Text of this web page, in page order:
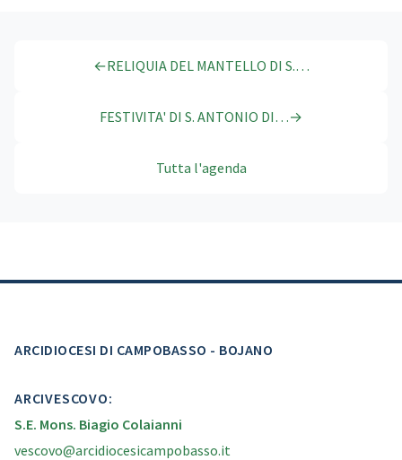
←RELIQUIA DEL MANTELLO DI S.…
FESTIVITA' DI S. ANTONIO DI…→
Tutta l'agenda
ARCIDIOCESI DI CAMPOBASSO - BOJANO
ARCIVESCOVO:
S.E. Mons. Biagio Colaianni
vescovo@arcidiocesicampobasso.it